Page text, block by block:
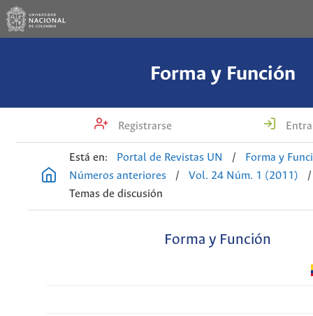
Forma y Función
Registrarse
Está en: Portal de Revistas UN /
Forma y
Números anteriores
/ Vol. 24 Núm. 1 (2011)
/
Temas de discusión
Forma y Función